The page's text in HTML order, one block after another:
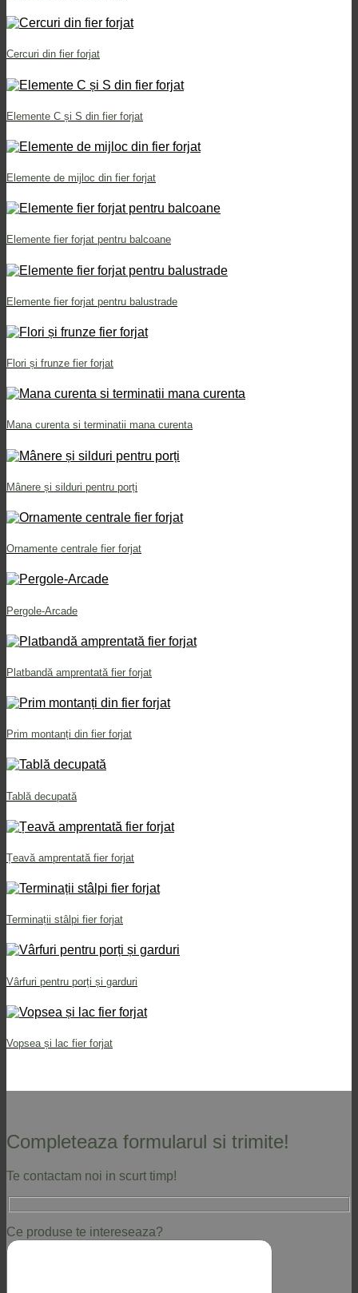
Cercuri din fier forjat
Elemente C și S din fier forjat
Elemente de mijloc din fier forjat
Elemente fier forjat pentru balcoane
Elemente fier forjat pentru balustrade
Flori și frunze fier forjat
Mana curenta si terminatii mana curenta
Mânere și silduri pentru porți
Ornamente centrale fier forjat
Pergole-Arcade
Platbandă amprentată fier forjat
Prim montanți din fier forjat
Tablă decupată
Țeavă amprentată fier forjat
Terminații stâlpi fier forjat
Vârfuri pentru porți și garduri
Vopsea și lac fier forjat
Completeaza formularul si trimite!
Te contactam noi in scurt timp!
Ce produse te intereseaza?